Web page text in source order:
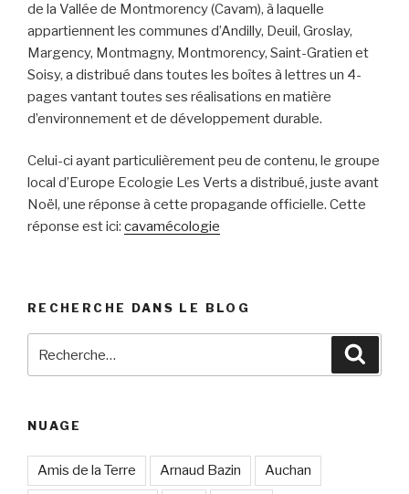
de la Vallée de Montmorency (Cavam), à laquelle
appartiennent les communes d’Andilly, Deuil, Groslay,
Margency, Montmagny, Montmorency, Saint-Gratien et
Soisy, a distribué dans toutes les boîtes à lettres un 4-
pages vantant toutes ses réalisations en matière
d’environnement et de développement durable.
Celui-ci ayant particulièrement peu de contenu, le groupe
local d’Europe Ecologie Les Verts a distribué, juste avant
Noël, une réponse à cette propagande officielle. Cette
réponse est ici: cavamécologie
RECHERCHE DANS LE BLOG
NUAGE
Amis de la Terre Arnaud Bazin Auchan